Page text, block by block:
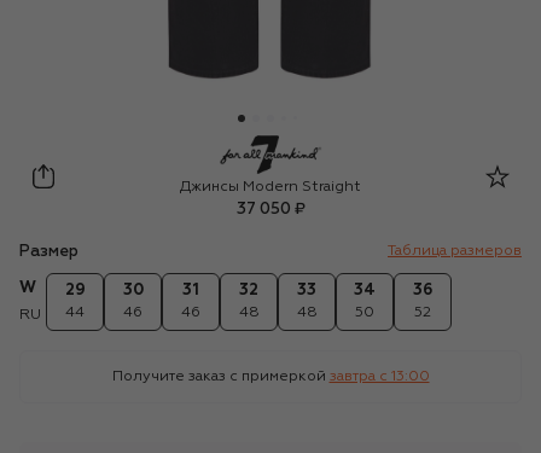
7 For All Mankind
Джинсы Modern Straight
37 050 ₽
Размер Таблица размеров
W
RU
29
44
30
46
31
46
32
48
33
48
34
50
36
52
Получите заказ с примеркой завтра c 13:00